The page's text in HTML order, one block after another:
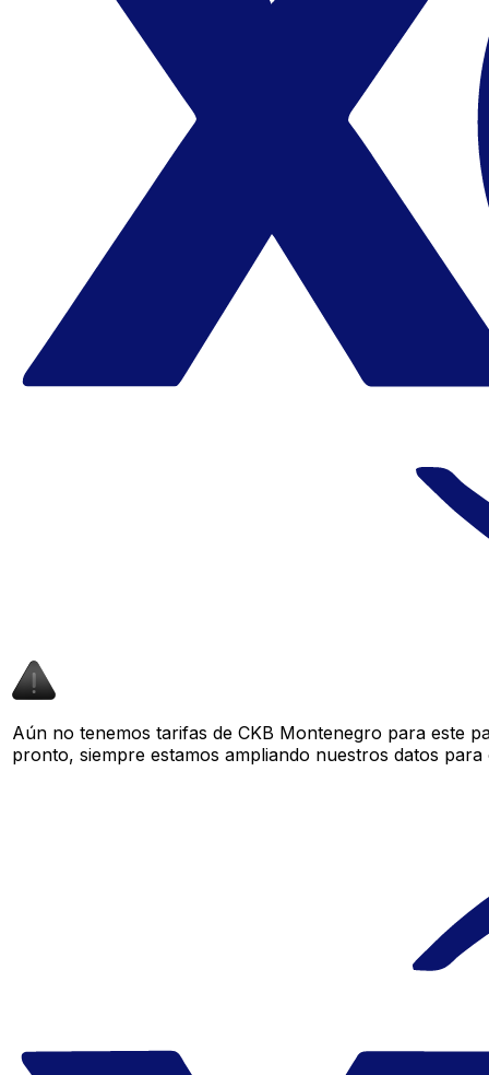
Aún no tenemos tarifas de CKB Montenegro para este
pronto, siempre estamos ampliando nuestros datos